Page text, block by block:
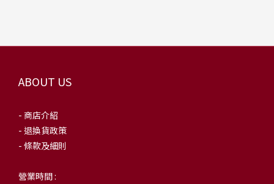
ABOUT US
- 商店介紹
- 退換貨政策
- 條款及細則
營業時間 :